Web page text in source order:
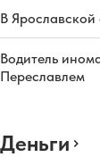
В
Водитель
Переславлем
Деньги